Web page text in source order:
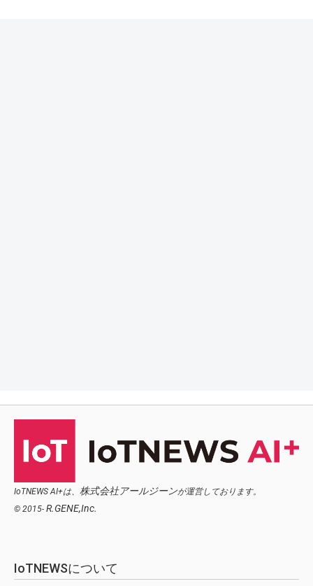
IoTNEWS AI+は、 株式会社アールジーンが運営しております。
© 2015- R.GENE,Inc.
IoTNEWSについて